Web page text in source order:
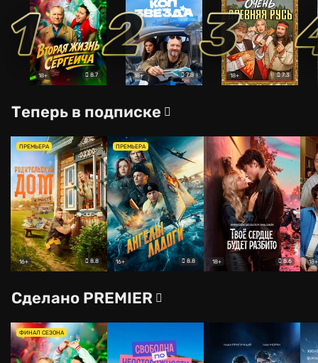
1
18+ 8.7
2
18+ 7.8
3
18+ 7.3
Теперь в подписке
16+ 8.8
ПРЕМЬЕРА
16+ 8.8
ПРЕМЬЕРА
18+ 8.6 18+
Сделано PREMIER
ФИНАЛ СЕЗОНА